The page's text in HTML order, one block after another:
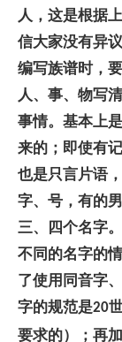
人，这是根据
信大家没有异议
编写族谱时，
人、事、物写
事情。基本上
来的；即使有
也是只言片语
字、号，有的
三、四个名字
不同的名字的
了使用同音字
字的规范是20
要求的）；再